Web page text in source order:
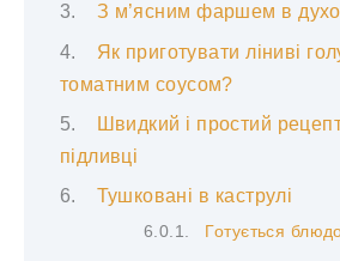
З м’ясним фаршем в
Як приготувати ліниві
томатним соусом?
Швидкий і простий
підливці
Тушковані в каструлі
Готується